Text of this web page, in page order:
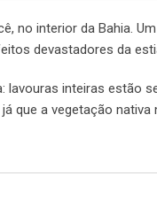
no interior da Bahia.
devastadores da
lavouras inteiras estão
que a vegetação